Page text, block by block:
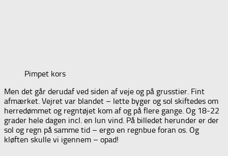
Pimpet kors
Men det går derudaf ved siden af veje og på grusstier. Fint
afmærket. Vejret var blandet – lette byger og sol skiftedes om
herredømmet og regntøjet kom af og på flere gange. Og 18-22
grader hele dagen incl. en lun vind. På billedet herunder er der
sol og regn på samme tid – ergo en regnbue foran os. Og
kløften skulle vi igennem – opad!